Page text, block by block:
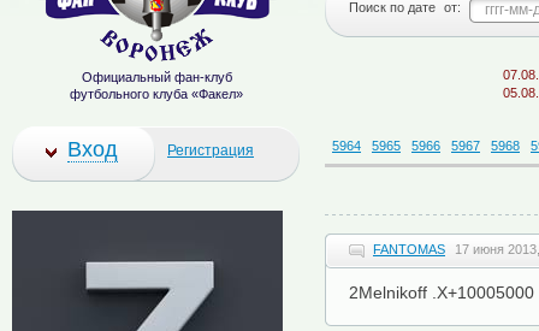
Поиск по дате от:
07.08.2026
05.08.2026
5964 5965 5966 5967 5968
FANTOMAS 17 июня
2Melnikoff .Х+10005000
Официальный фан-клуб
футбольного клуба «Факел»
Вход Регистрация